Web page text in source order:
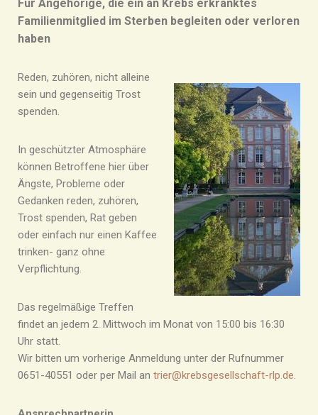
Für Angehörige, die ein an Krebs erkranktes
Familienmitglied im Sterben begleiten oder verloren
haben
Reden, zuhören, nicht alleine
sein und gegenseitig Trost
spenden.
In geschützter Atmosphäre
können Betroffene hier über
Ängste, Probleme oder
Gedanken reden, zuhören,
Trost spenden, Rat geben
oder einfach nur einen Kaffee
trinken- ganz ohne
Verpflichtung.
Das regelmäßige Treffen
findet an jedem 2. Mittwoch im Monat von 15:00 bis 16:30
Uhr statt.
Wir bitten um vorherige Anmeldung unter der Rufnummer
0651-40551 oder per Mail an trier@krebsgesellschaft-rlp.de.